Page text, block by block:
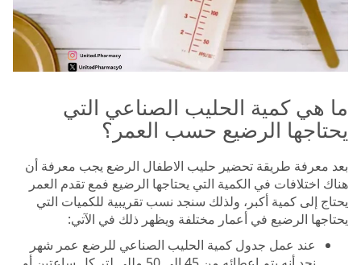
ما هي كمية الحليب الصناعي التي
يحتاجها الرضيع حسب العمر؟
بعد معرفة طريقة تحضير حليب الاطفال الرضع يجب معرفة أن
هناك اختلافات في الكمية التي يحتاجها الرضيع فمع تقدم العمر
يحتاج إلى كمية أكبر، ولذلك سنجد نسب تقريبية للكميات التي
يحتاجها الرضيع في أعمار مختلفة ويظهر ذلك في الآتي:
عند عمل جدول كمية الحليب الصناعي للرضع عمر شهر